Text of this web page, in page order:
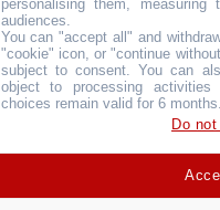
personalising them, measuring
audiences.
You can "accept all" and
"cookie" icon, or "continue
subject to consent. You can
object to processing
choices remain valid for 6
Do